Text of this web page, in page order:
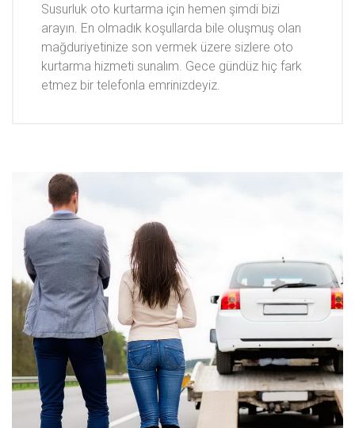
Susurluk oto kurtarma için hemen şimdi bizi
arayın. En olmadık koşullarda bile oluşmuş olan
mağduriyetinize son vermek üzere sizlere oto
kurtarma hizmeti sunalım. Gece gündüz hiç fark
etmez bir telefonla emrinizdeyiz.